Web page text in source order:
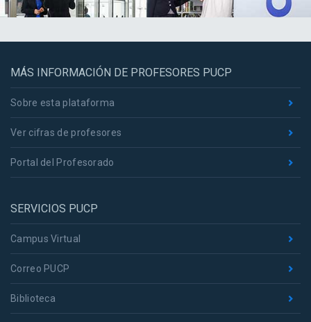
MÁS INFORMACIÓN DE PROFESORES PUCP
Sobre esta plataforma
Ver cifras de profesores
Portal del Profesorado
SERVICIOS PUCP
Campus Virtual
Correo PUCP
Biblioteca